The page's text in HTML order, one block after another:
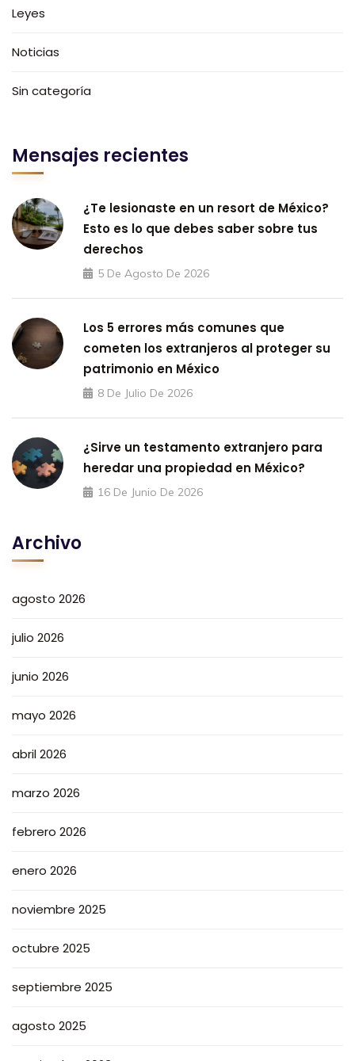
Leyes
Noticias
Sin categoría
Mensajes recientes
¿Te lesionaste en un resort de México?
Esto es lo que debes saber sobre tus
derechos
5 De Agosto De 2026
Los 5 errores más comunes que
cometen los extranjeros al proteger su
patrimonio en México
8 De Julio De 2026
¿Sirve un testamento extranjero para
heredar una propiedad en México?
16 De Junio De 2026
Archivo
agosto 2026
julio 2026
junio 2026
mayo 2026
abril 2026
marzo 2026
febrero 2026
enero 2026
noviembre 2025
octubre 2025
septiembre 2025
agosto 2025